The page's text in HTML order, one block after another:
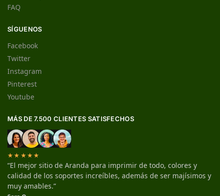
FAQ
SÍGUENOS
Facebook
Twitter
Instagram
Pinterest
Youtube
MÁS DE 7.500 CLIENTES SATISFECHOS
★★★★★
“El mejor sitio de Aranda para imprimir de todo, colores y
calidad de los soportes increíbles, además de ser majísimos y
muy amables.”